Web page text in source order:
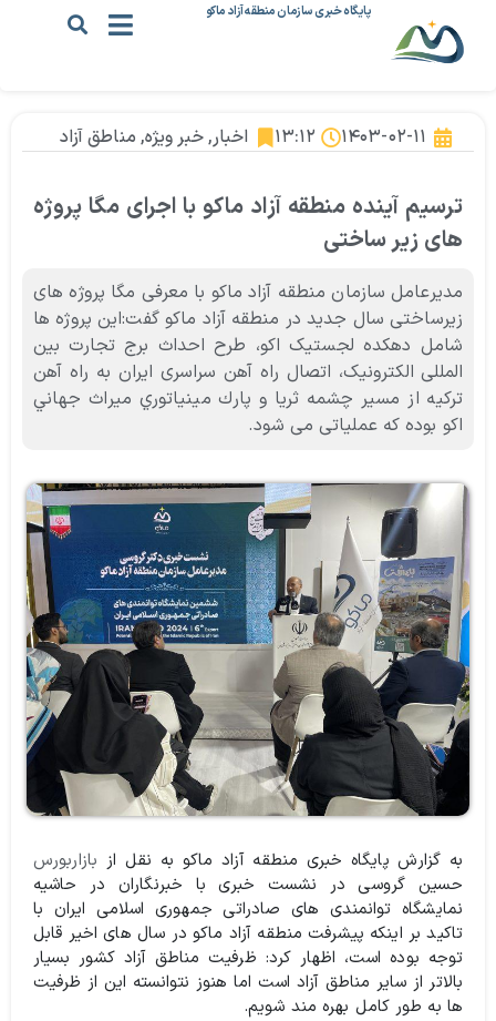
پایگاه خبری سازمان منطقه آزاد ماکو
۱۴۰۳-۰۲-۱۱ ۱۳:۱۲ اخبار,خبر ویژه, مناطق آزاد
ترسیم آینده منطقه آزاد ماکو با اجرای مگا پروژه
های زیر ساختی
مدیرعامل سازمان منطقه آزاد ماکو با معرفی مگا پروژه های
زیرساختی سال جدید در منطقه آزاد ماکو گفت:‌این پروژه ها
شامل دهکده لجستیک اکو، طرح احداث برج تجارت بین
المللی الکترونیک، اتصال راه آهن سراسری ایران به راه آهن
ترکیه از مسیر چشمه ثریا و پارك مينياتوري ميراث جهاني
اكو بوده که عملیاتی می شود.
به گزارش پایگاه خبری منطقه آزاد ماکو به نقل از بازاربورس
حسین گروسی در نشست خبری با خبرنگاران در حاشیه
نمایشگاه توانمندی های صادراتی جمهوری اسلامی ایران با
تاکید بر اینکه پیشرفت منطقه آزاد ماکو در سال های اخیر قابل
توجه بوده است، اظهار کرد: ظرفیت مناطق آزاد کشور بسیار
بالاتر از سایر مناطق آزاد است اما هنوز نتوانسته این از ظرفیت
ها به طور کامل بهره مند شویم.